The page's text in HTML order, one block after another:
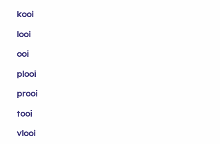
kooi
looi
ooi
plooi
prooi
tooi
vlooi